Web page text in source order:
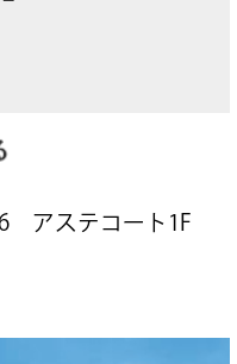
アステコート1F